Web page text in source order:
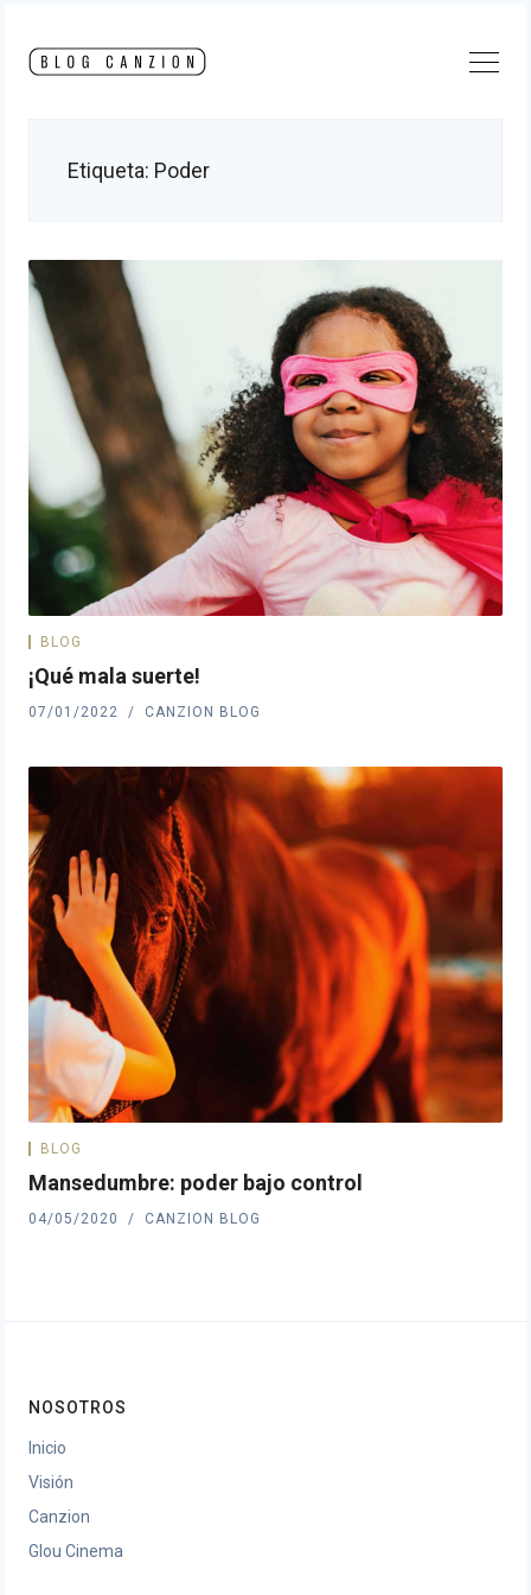
content
Etiqueta: Poder
BLOG
¡Qué mala suerte!
07/01/2022 CANZION BLOG
BLOG
Mansedumbre: poder bajo control
04/05/2020 CANZION BLOG
NOSOTROS
Inicio
Visión
Canzion
Glou Cinema